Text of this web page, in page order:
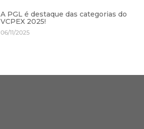
A PGL é destaque das categorias do
VCPEX 2025!
06/11/2025